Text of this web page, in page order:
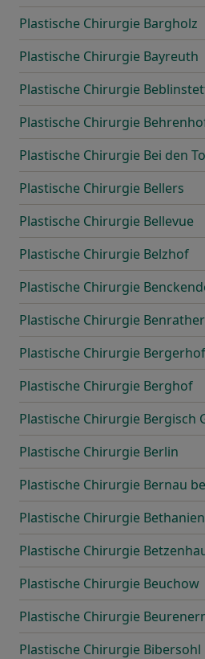
Plastische Chirurgie Bargholz
Plastische Chirurgie Bayreuth
Plastische Chirurgie
Plastische Chirurgie
Plastische Chirurgie Bei den
Plastische Chirurgie Bellers
Plastische Chirurgie Bellevue
Plastische Chirurgie Belzhof
Plastische Chirurgie
Plastische Chirurgie
Plastische Chirurgie Bergerhof
Plastische Chirurgie Berghof
Plastische Chirurgie Bergisch
Plastische Chirurgie Berlin
Plastische Chirurgie Bernau
Plastische Chirurgie Bethanien
Plastische Chirurgie
Plastische Chirurgie Beuchow
Plastische Chirurgie
Plastische Chirurgie Bibersohl